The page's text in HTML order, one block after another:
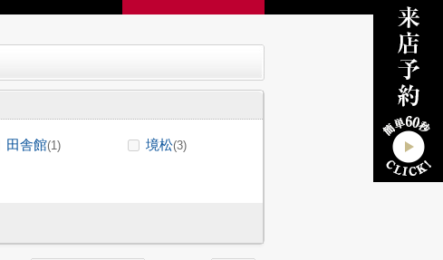
田舎館(1) 境松(3)